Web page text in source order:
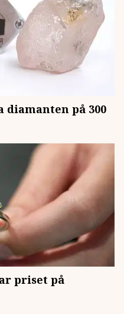
diamanten på 300
priset på